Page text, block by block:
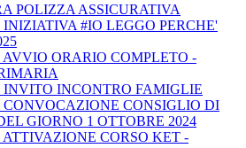
POLIZZA ASSICURATIVA
INIZIATIVA #IO LEGGO PERCHE'
AVVIO ORARIO COMPLETO -
INVITO INCONTRO FAMIGLIE
CONVOCAZIONE CONSIGLIO DI
GIORNO 1 OTTOBRE 2024
ATTIVAZIONE CORSO KET -